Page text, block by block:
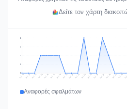
Δείτε τον χάρτη
1
1
2
2
Jul 12 Jul 13 Jul 14 Jul 15 Jul 16 Jul 17 Jul 18 Jul 19 Jul 20 Jul 21 Jul 22 Jul 23 Jul 24 Jul 25 Jul 26 Jul 27 Jul 28
Αναφορές σφαλμάτων